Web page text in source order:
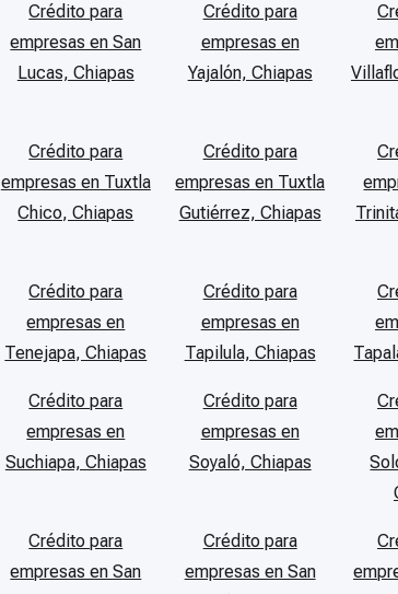
Crédito para
empresas en San
Lucas, Chiapas
Crédito para
empresas en
Yajalón, Chiapas
Crédito para
empresas en Tuxtla
Chico, Chiapas
Crédito para
empresas en Tuxtla
Gutiérrez, Chiapas
Crédito para
empresas en
Tenejapa, Chiapas
Crédito para
empresas en
Tapilula, Chiapas
Crédito para
empresas en
Suchiapa, Chiapas
Crédito para
empresas en
Soyaló, Chiapas
Crédito para
empresas en San
Crédito para
empresas en San